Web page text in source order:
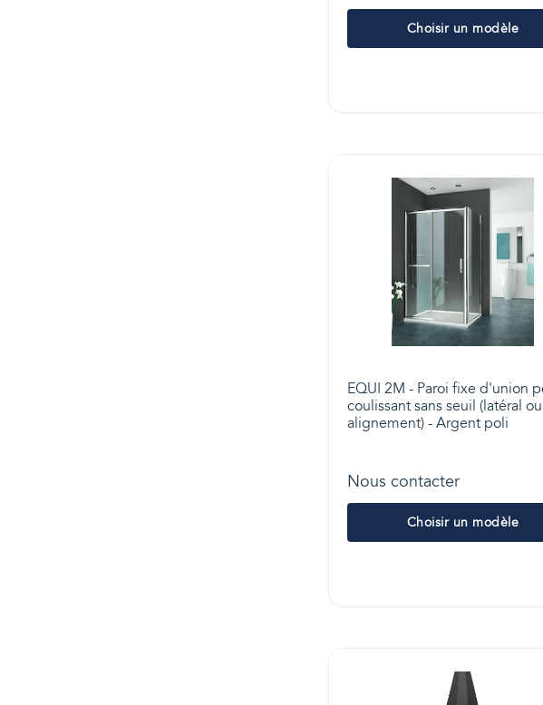
Choisir un modèle
EQUI 2M - Paroi fixe d'union
coulissant sans seuil (latéral ou
alignement) - Argent poli
Nous contacter
Choisir un modèle